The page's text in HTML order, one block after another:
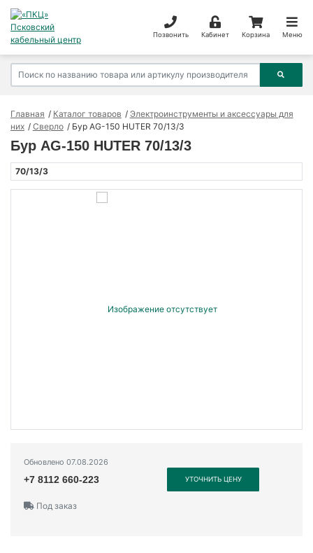
Позвонить Кабинет Корзина Меню
Главная Каталог товаров
Электроинструменты и аксессуары для
них
Сверло Бур AG-150 HUTER 70/13/3
Бур AG-150 HUTER 70/13/3
70/13/3
Обновлено 07.08.2026
+7 8112 660-223 УТОЧНИТЬ ЦЕНУ
Под заказ